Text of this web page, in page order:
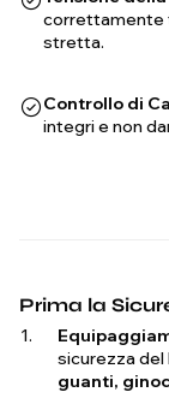
correttamente
stretta.
Controllo di
integri e non
Prima la
sicurezza del
guanti,